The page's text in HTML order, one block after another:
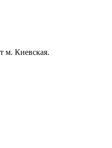
м. Киевская.